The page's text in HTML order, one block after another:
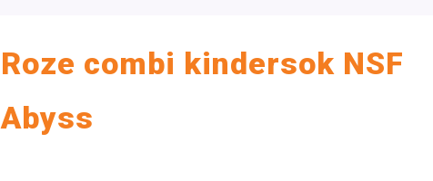
Roze combi kindersok NSF
Abyss